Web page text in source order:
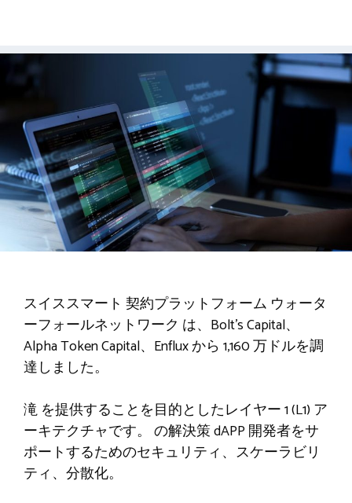
スイススマート 契約プラットフォーム ウォータ
ーフォールネットワーク は、Bolt’s Capital、
Alpha Token Capital、Enflux から 1,160 万ドルを調
達しました。
滝 を提供することを目的としたレイヤー 1 (L1) ア
ーキテクチャです。 の解決策dAPP 開発者をサ
ポートするためのセキュリティ、スケーラビリ
ティ、分散化。